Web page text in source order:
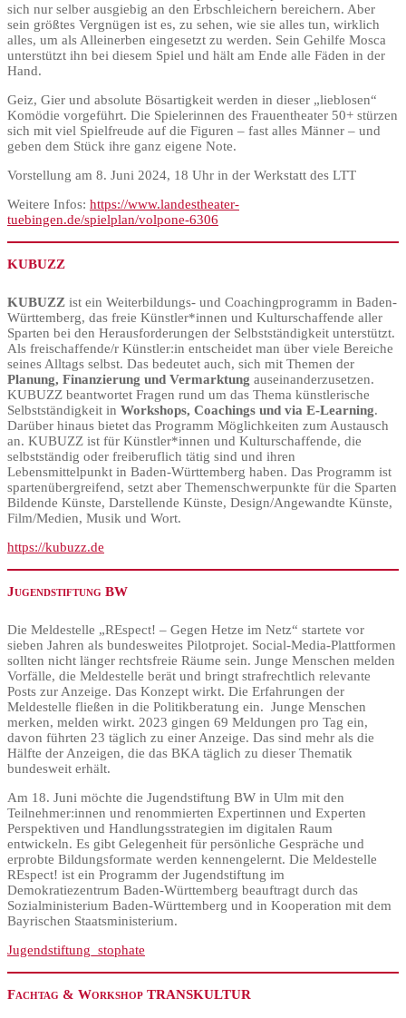
sich nur selber ausgiebig an den Erbschleichern bereichern. Aber
sein größtes Vergnügen ist es, zu sehen, wie sie alles tun, wirklich
alles, um als Alleinerben eingesetzt zu werden. Sein Gehilfe Mosca
unterstützt ihn bei diesem Spiel und hält am Ende alle Fäden in der
Hand.
Geiz, Gier und absolute Bösartigkeit werden in dieser „lieblosen“
Komödie vorgeführt. Die Spielerinnen des Frauentheater 50+ stürzen
sich mit viel Spielfreude auf die Figuren – fast alles Männer – und
geben dem Stück ihre ganz eigene Note.
Vorstellung am 8. Juni 2024, 18 Uhr in der Werkstatt des LTT
Weitere Infos: https://www.landestheater-
tuebingen.de/spielplan/volpone-6306
KUBUZZ
KUBUZZ ist ein Weiterbildungs- und Coachingprogramm in Baden-
Württemberg, das freie Künstler*innen und Kulturschaffende aller
Sparten bei den Herausforderungen der Selbstständigkeit unterstützt.
Als freischaffende/r Künstler:in entscheidet man über viele Bereiche
seines Alltags selbst. Das bedeutet auch, sich mit Themen der
Planung, Finanzierung und Vermarktung auseinanderzusetzen.
KUBUZZ beantwortet Fragen rund um das Thema künstlerische
Selbstständigkeit in Workshops, Coachings und via E-Learning.
Darüber hinaus bietet das Programm Möglichkeiten zum Austausch
an. KUBUZZ ist für Künstler*innen und Kulturschaffende, die
selbstständig oder freiberuflich tätig sind und ihren
Lebensmittelpunkt in Baden-Württemberg haben. Das Programm ist
spartenübergreifend, setzt aber Themenschwerpunkte für die Sparten
Bildende Künste, Darstellende Künste, Design/Angewandte Künste,
Film/Medien, Musik und Wort.
https://kubuzz.de
Jugendstiftung BW
Die Meldestelle „REspect! – Gegen Hetze im Netz“ startete vor
sieben Jahren als bundesweites Pilotprojet. Social-Media-Plattformen
sollten nicht länger rechtsfreie Räume sein. Junge Menschen melden
Vorfälle, die Meldestelle berät und bringt strafrechtlich relevante
Posts zur Anzeige. Das Konzept wirkt. Die Erfahrungen der
Meldestelle fließen in die Politikberatung ein. Junge Menschen
merken, melden wirkt. 2023 gingen 69 Meldungen pro Tag ein,
davon führten 23 täglich zu einer Anzeige. Das sind mehr als die
Hälfte der Anzeigen, die das BKA täglich zu dieser Thematik
bundesweit erhält.
Am 18. Juni möchte die Jugendstiftung BW in Ulm mit den
Teilnehmer:innen und renommierten Expertinnen und Experten
Perspektiven und Handlungsstrategien im digitalen Raum
entwickeln. Es gibt Gelegenheit für persönliche Gespräche und
erprobte Bildungsformate werden kennengelernt. Die Meldestelle
REspect! ist ein Programm der Jugendstiftung im
Demokratiezentrum Baden-Württemberg beauftragt durch das
Sozialministerium Baden-Württemberg und in Kooperation mit dem
Bayrischen Staatsministerium.
Jugendstiftung_stophate
Fachtag & Workshop TRANSKULTUR